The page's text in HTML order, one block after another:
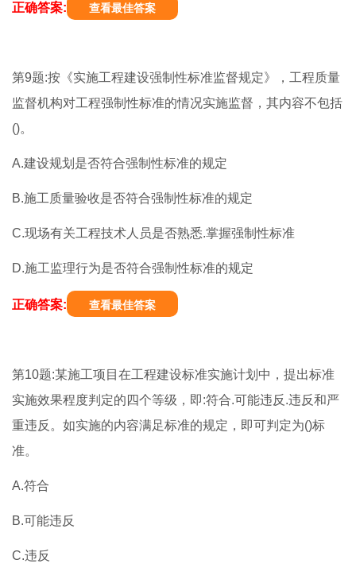
正确答案: 查看最佳答案
第9题:按《实施工程建设强制性标准监督规定》，工程质量
监督机构对工程强制性标准的情况实施监督，其内容不包括
()。
A.建设规划是否符合强制性标准的规定
B.施工质量验收是否符合强制性标准的规定
C.现场有关工程技术人员是否熟悉.掌握强制性标准
D.施工监理行为是否符合强制性标准的规定
正确答案: 查看最佳答案
第10题:某施工项目在工程建设标准实施计划中，提出标准
实施效果程度判定的四个等级，即:符合.可能违反.违反和严
重违反。如实施的内容满足标准的规定，即可判定为()标
准。
A.符合
B.可能违反
C.违反